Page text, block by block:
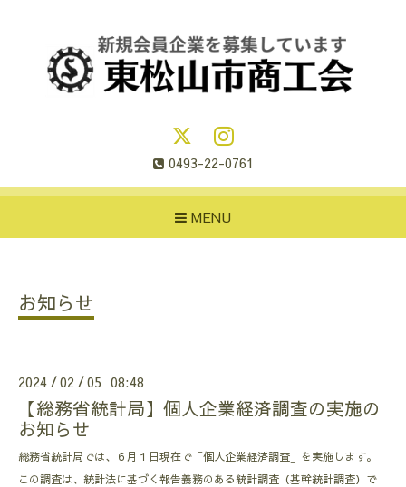
0493-22-0761
MENU
お知らせ
2024 /02 /05 08:48
【総務省統計局】個人企業経済調査の実施の
お知らせ
総務省統計局では、６月１日現在で「個人企業経済調査」を実施します。
この調査は、統計法に基づく報告義務のある統計調査（基幹統計調査）で